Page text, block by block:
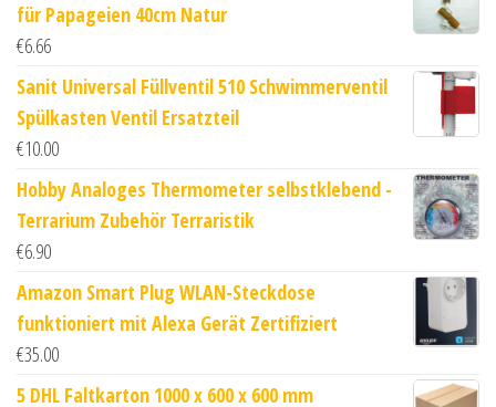
für Papageien 40cm Natur
€6.66
Sanit Universal Füllventil 510 Schwimmerventil
Spülkasten Ventil Ersatzteil
€10.00
Hobby Analoges Thermometer selbstklebend -
Terrarium Zubehör Terraristik
€6.90
Amazon Smart Plug WLAN-Steckdose
funktioniert mit Alexa Gerät Zertifiziert
€35.00
5 DHL Faltkarton 1000 x 600 x 600 mm